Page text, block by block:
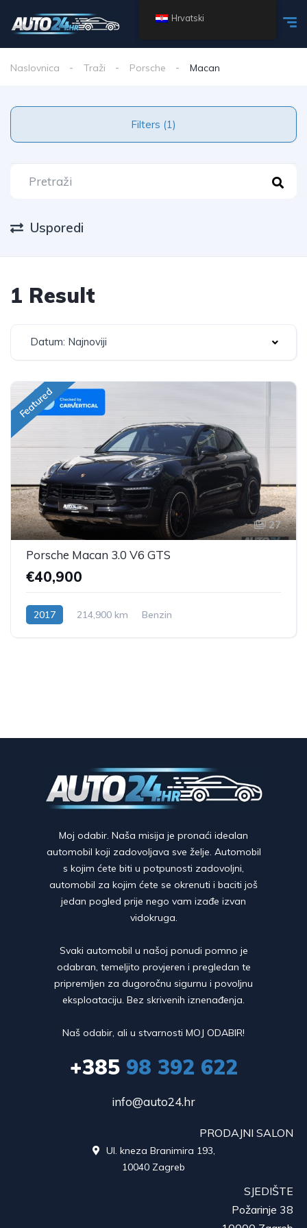
Naslovnica Traži Porsche Macan
Filters (1)
Usporedi
1 Result
Datum: Najnoviji
Featured
27
Porsche Macan 3.0 V6 GTS
€40,900
2017 214,900 km Benzin
Moj odabir. Naša misija je pronaći idealan
automobil koji zadovoljava sve želje. Automobil
s kojim ćete biti u potpunosti zadovoljni,
automobil za kojim ćete se okrenuti i baciti još
jedan pogled prije nego vam izađe izvan
vidokruga.
Svaki automobil u našoj ponudi pomno je
odabran, temeljito provjeren i pregledan te
pripremljen za dugoročnu sigurnu i povoljnu
eksploataciju. Bez skrivenih iznenađenja.
Naš odabir, ali u stvarnosti MOJ ODABIR!
+38598 392 622
info@auto24.hr
PRODAJNI SALON
Ul. kneza Branimira 193,
10040 Zagreb
SJEDIŠTE
Požarinje 38
Hrvatski